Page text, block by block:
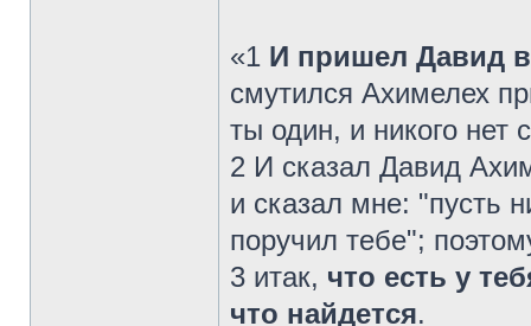
«1 И пришел Давид
смутился Ахимелех
ты один, и никого нет
2 И сказал Давид
и сказал мне: "пусть
поручил тебе";
3 итак, что есть у
что найдется.